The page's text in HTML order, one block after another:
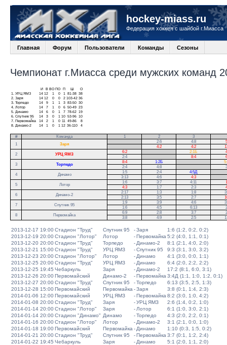
hockey-miass.ru
Федерация хоккея с шайбой г.Миасса
Главная Форум Пользователи Команды Сезоны
Чемпионат г.Миасса среди мужских команд
И В ВО ПО П
О
1.
УРЦ ЯМЗ 14 12 1 0 1 81-38 38
2. Заря 14 12 0 0 2 103-42 36
3. Торпедо 14 9 1 1 3 83-50 30
4. Лотор 14 7 1 0 6 50-49 23
5.
Динамо 14 6 0 1 7 78-62 19
6. Спутник 95 14 3 0 1 10 53-96 10
7.
Первомайка 14 2 1 0 11 49-86
8
8.
Динамо-2 14 1 0 1 12 36-110 4
# Команда 1 2 3
1
Заря
2:6 4:8
4:2 4:2
2
УРЦ ЯМЗ
6:2 2:1Б
2:4
8:4
3
Торпедо
8:4 1:2Б
2:4
4:8
4
Динамо
1:5 2:4 4:5Д
3:13
4:6 4:3
5
Лотор
1:6 3:7 4:11
4:3
1:7 2:3
6
Динамо-2
2:17 1:3 1:8
2:13
3:5 2:7
7
Спутник 95
1:9 3:9 4:6
1:6
4:5 6:13
8
Первомайка
6:9 2:8 3:7
3:8
4:9 2:5
2013-12-17 19:00Стадион "Труд" Спутник 95 -Заря
1:6 (1:2, 0:2, 0:2)
2013-12-19 20:00Стадион "Лотор" Лотор -Первомайка 5:2 (4:0, 1:1, 0:1)
2013-12-20 20:00Стадион "Труд" Торпедо - Динамо-2
8:1 (2:1, 4:0, 2:0)
2013-12-21 15:00Стадион "Труд" УРЦ ЯМЗ -Спутник 95
9:3 (3:1, 3:0, 3:2)
2013-12-23 20:00Стадион "Лотор" Лотор - Динамо
4:1 (3:0, 0:0, 1:1)
2013-12-25 20:00Стадион "Труд" УРЦ ЯМЗ - Динамо
6:4 (2:0, 2:2, 2:2)
2013-12-25 19:45 Чебаркуль Заря - Динамо-2
17:2 (8:1, 6:0, 3:1)
2013-12-26 20:00Первомайский Динамо-2 -Первомайка 3:4Д (1:1, 1:0, 1:2, 0:1)
2013-12-27 20:00Стадион "Труд" Спутник 95 -Торпедо
6:13 (3:5, 2:5, 1:3)
2013-12-28 15:00Первомайский Первомайка -Заря
3:8 (0:1, 1:4, 2:3)
2014-01-06 12:00Первомайский УРЦ ЯМЗ -Первомайка 8:2 (3:0, 1:0, 4:2)
2014-01-08 20:00Стадион "Труд" Заря -УРЦ ЯМЗ
2:6 (1:4, 0:2, 1:0)
2014-01-14 20:00Стадион "Лотор" Заря - Лотор
6:1 (1:0, 3:0, 2:1)
2014-01-14 20:00Стадион "Динамо" Динамо -Торпедо
4:3 (2:0, 2:2, 0:1)
2014-01-16 20:00Стадион "Лотор" Лотор - Динамо-2
3:1 (2:1, 0:0, 1:0)
2014-01-18 19:00Первомайский Первомайка - Динамо
1:10 (0:3, 1:5, 0:2)
2014-01-21 20:00Стадион "Труд" Спутник 95 -Первомайка 3:7 (0:1, 1:2, 2:4)
2014-01-22 19:45 Чебаркуль Заря - Динамо
5:1 (2:0, 1:1, 2:0)